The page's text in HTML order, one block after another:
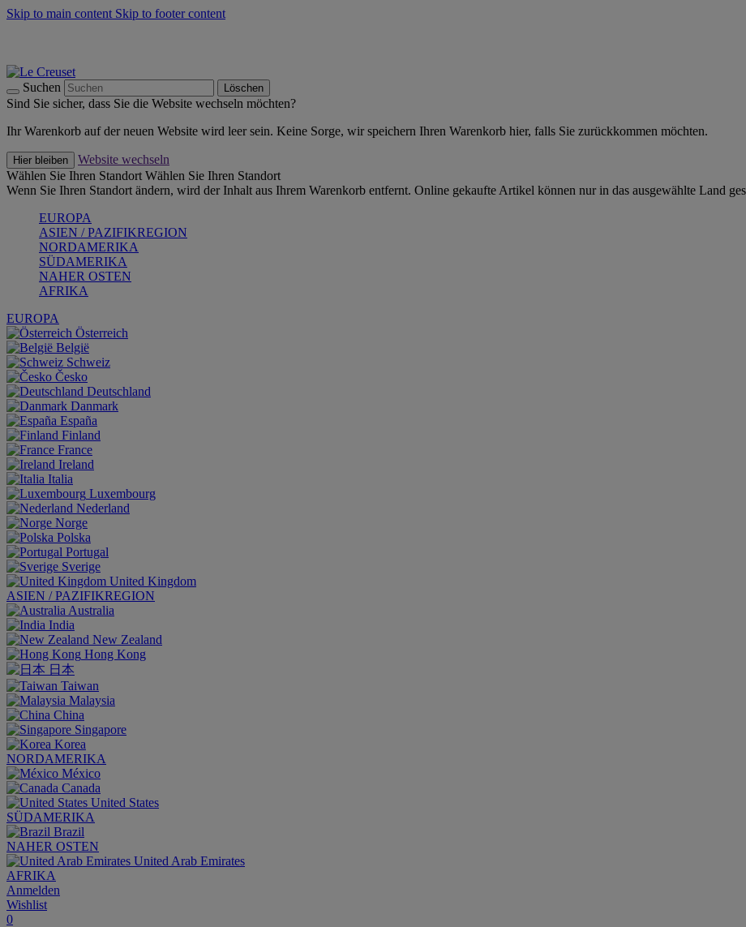
Skip to main content Skip to footer content
Suchen Löschen
Sind Sie sicher, dass Sie die Website wechseln möchten?
Ihr Warenkorb auf der neuen Website wird leer sein. Keine Sorge, wir speichern Ihren Warenkorb hier, falls Sie zurückkommen möchten.
Hier bleiben
Website wechseln
Wählen Sie Ihren Standort Wählen Sie Ihren Standort
Wenn Sie Ihren Standort ändern, wird der Inhalt aus Ihrem Warenkorb entfernt. Online gekaufte Artikel können nur in das ausgewählte Land
EUROPA
ASIEN / PAZIFIKREGION
NORDAMERIKA
SÜDAMERIKA
NAHER OSTEN
AFRIKA
EUROPA
Österreich
België
Schweiz
Česko
Deutschland
Danmark
España
Finland
France
Ireland
Italia
Luxembourg
Nederland
Norge
Polska
Portugal
Sverige
United Kingdom
ASIEN / PAZIFIKREGION
Australia
India
New Zealand
Hong Kong
日本
Taiwan
Malaysia
China
Singapore
Korea
NORDAMERIKA
México
Canada
United States
SÜDAMERIKA
Brazil
NAHER OSTEN
United Arab Emirates
AFRIKA
Anmelden
Wishlist
0